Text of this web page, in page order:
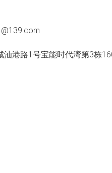
汕港路1号宝能时代湾第3栋